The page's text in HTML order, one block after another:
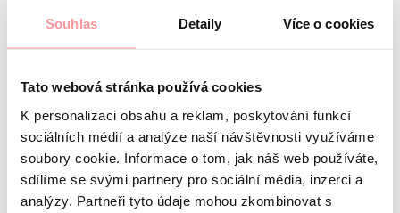
Souhlas Detaily Více o cookies
Tato webová stránka používá cookies
K personalizaci obsahu a reklam, poskytování funkcí
sociálních médií a analýze naší návštěvnosti využíváme
soubory cookie. Informace o tom, jak náš web používáte,
sdílíme se svými partnery pro sociální média, inzerci a
analýzy. Partneři tyto údaje mohou zkombinovat s
as possible, don't be afraid to ask us anything